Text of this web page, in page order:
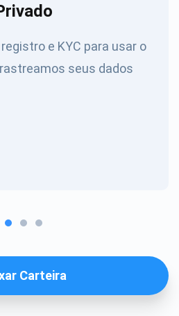
e KYC para usar o
seus dados
Carteira